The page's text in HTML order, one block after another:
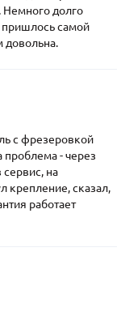
Немного долго
самой
довольна.
с фрезеровкой
проблема - через
на
крепление, сказал,
работает